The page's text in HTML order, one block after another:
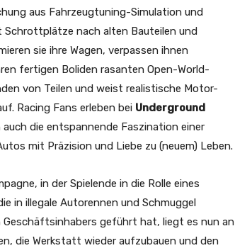
aus Fahrzeugtuning-Simulation und
Schrottplätze nach alten Bauteilen und
sie ihre Wagen, verpassen ihnen
fertigen Boliden rasanten Open-World-
von Teilen und weist realistische Motor-
Racing Fans erleben bei Underground
die entspannende Faszination einer
mit Präzision und Liebe zu (neuem) Leben.
in der Spielende in die Rolle eines
in illegale Autorennen und Schmuggel
geführt hat, liegt es nun an
die Werkstatt wieder aufzubauen und den